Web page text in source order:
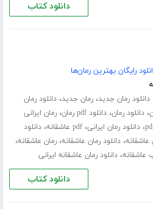
دانلود کتاب
رایگان بهترین رمان‌ها
دانلود رمان جدید،رمان جدید،دانلود رمان
،دانلود رمان،دانلود pdf رمان ،رمان ایرانی
،دانلود رمان ایرانی،pdf عاشقانه ،دانلود
عاشقانه،دانلود رمان عاشقانه،رمان عاشقانه،
عاشقانه،دانلود رمان عاشقانه ایرانی
دانلود کتاب